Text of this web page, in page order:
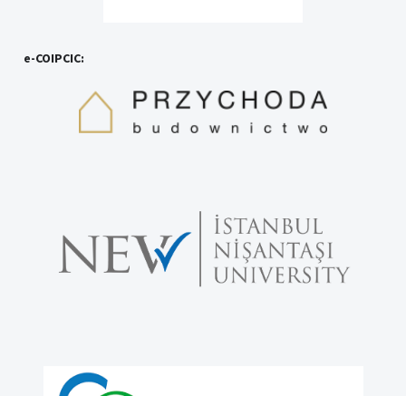
e-COIPCIC: